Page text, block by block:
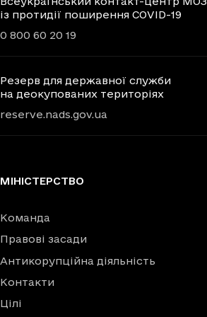
із протидії поширення COVID-19
0 800 60 20 19
Резерв для державної служби
на деокупованих територіях
reserve.nads.gov.ua
МІНІСТЕРСТВО
Команда
Правові засади
Антикорупційна діяльність
Контакти
Цілі